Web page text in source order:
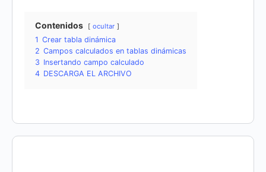
Contenidos ocultar
1 Crear tabla dinámica
2 Campos calculados en tablas dinámicas
3 Insertando campo calculado
4 DESCARGA EL ARCHIVO